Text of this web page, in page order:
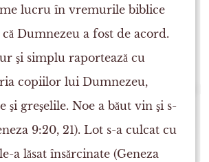
lucru în vremurile biblice
Dumnezeu a fost de acord.
şi simplu raportează cu
copiilor lui Dumnezeu,
şi greşelile. Noe a băut vin şi s-
9:20, 21). Lot s-a culcat cu
a lăsat însărcinate (Geneza